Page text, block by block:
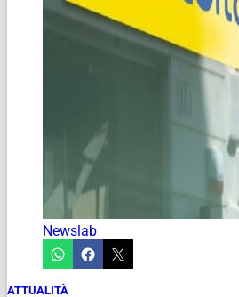
Newslab
ATTUALITÀ